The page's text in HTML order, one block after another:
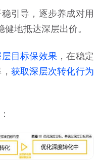
引导，逐步养成对用
地抵达深层出价。
目标保效果 ，在稳定
获取深 层次转化行为